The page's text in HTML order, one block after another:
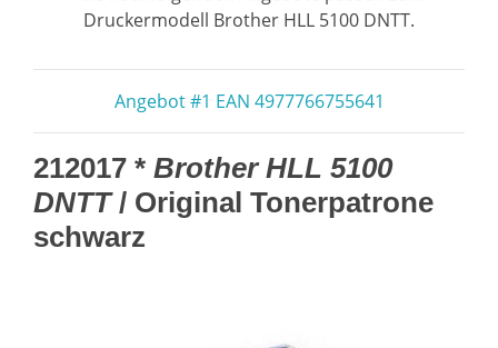
Druckermodell Brother HLL 5100 DNTT.
Angebot #1 EAN 4977766755641
212017 * Brother HLL 5100
DNTT/ Original Tonerpatrone
schwarz